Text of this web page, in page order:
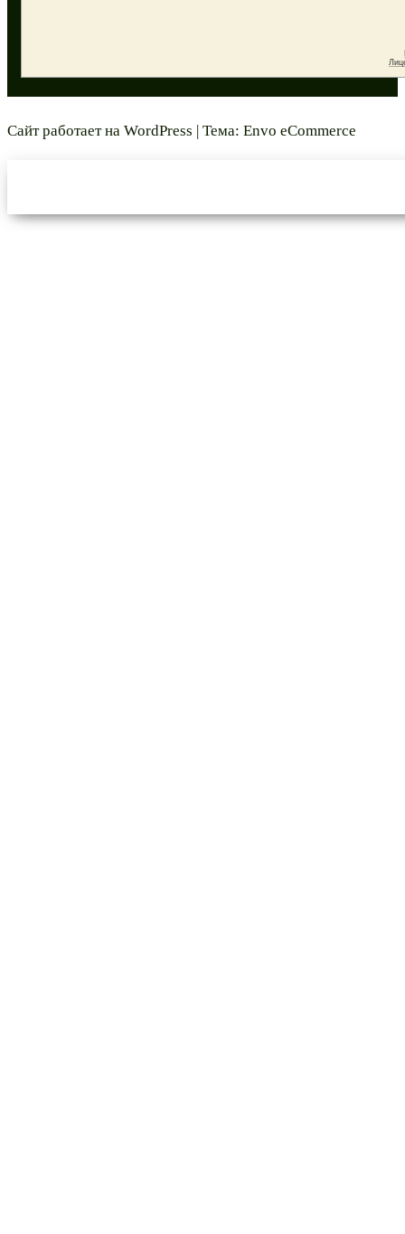
Сайт работает на WordPress | Тема: Envo eCommerce